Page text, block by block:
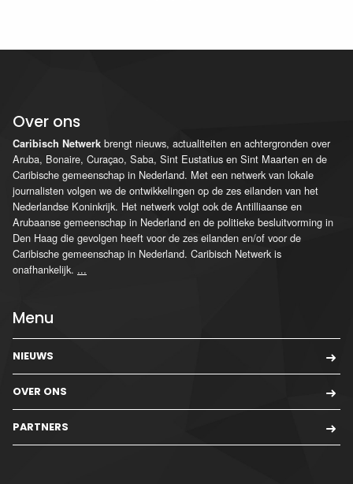
Over ons
Caribisch Netwerk brengt nieuws, actualiteiten en achtergronden over
Aruba, Bonaire, Curaçao, Saba, Sint Eustatius en Sint Maarten en de
Caribische gemeenschap in Nederland. Met een netwerk van lokale
journalisten volgen we de ontwikkelingen op de zes eilanden van het
Nederlandse Koninkrijk. Het netwerk volgt ook de Antilliaanse en
Arubaanse gemeenschap in Nederland en de politieke besluitvorming in
Den Haag die gevolgen heeft voor de zes eilanden en/of voor de
Caribische gemeenschap in Nederland. Caribisch Netwerk is
onafhankelijk. ...
Menu
NIEUWS
OVER ONS
PARTNERS